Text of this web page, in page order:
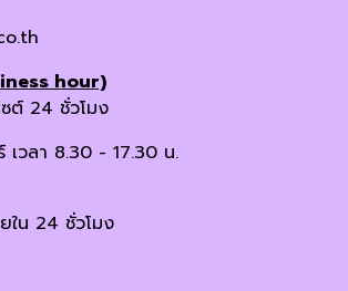
hour)
ต์ 24 ชั่วโมง
เวลา 8.30 - 17.30 น.
ใน 24 ชั่วโมง